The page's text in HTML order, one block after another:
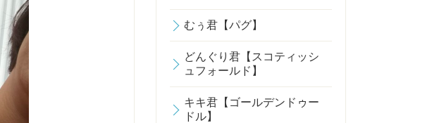
むぅ君【パグ】
どんぐり君【スコティッシ
ュフォールド】
キキ君【ゴールデンドゥー
ドル】